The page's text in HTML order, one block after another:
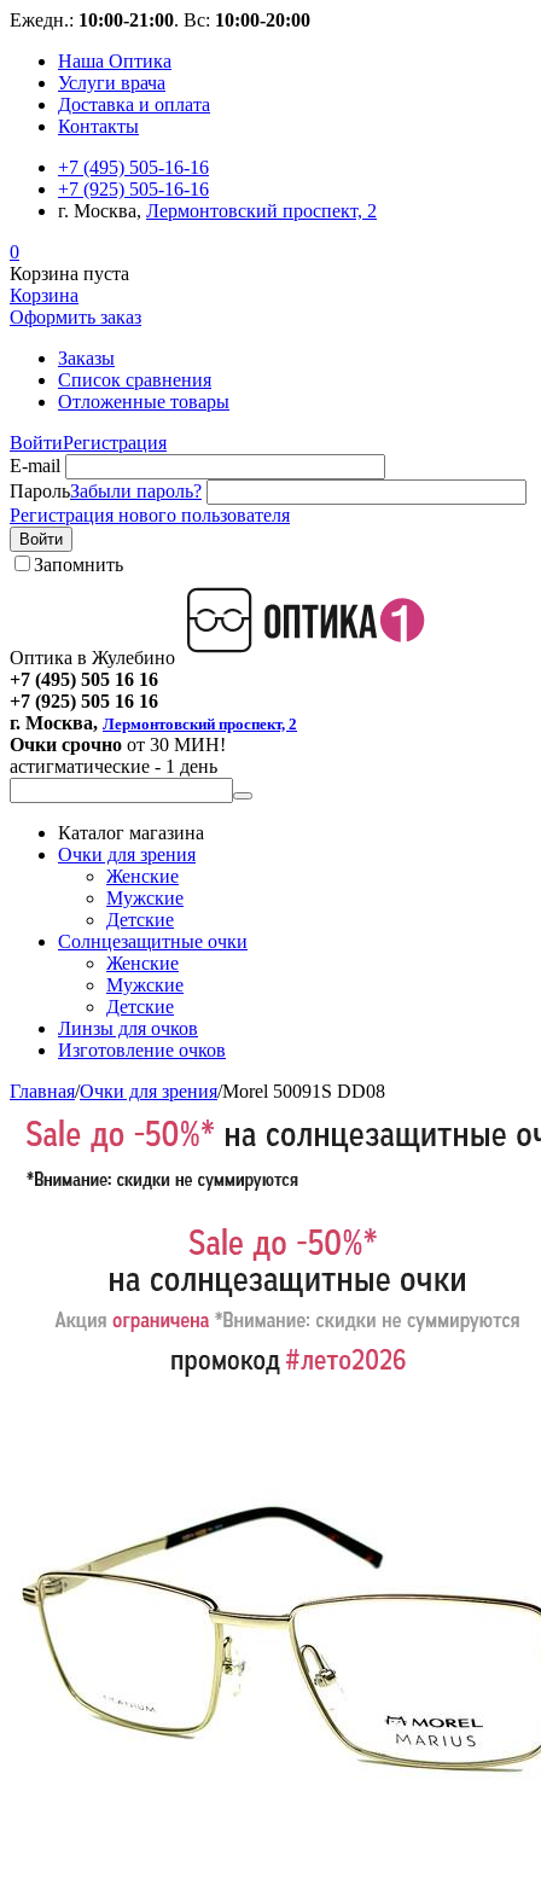
Ежедн.: 10:00-21:00. Вс: 10:00-20:00
Наша Оптика
Услуги врача
Доставка и оплата
Контакты
+7 (495) 505-16-16
+7 (925) 505-16-16
г. Москва, Лермонтовский проспект, 2
0
Корзина пуста
Корзина
Оформить заказ
Заказы
Список сравнения
Отложенные товары
ВойтиРегистрация
E-mail
ПарольЗабыли пароль?
Регистрация нового пользователя
Войти
Запомнить
Оптика в Жулебино
+7 (495) 505 16 16
+7 (925) 505 16 16
г. Москва, Лермонтовский проспект, 2
Очки срочно от 30 МИН!
астигматические - 1 день
Каталог магазина
Очки для зрения
Женские
Мужские
Детские
Солнцезащитные очки
Женские
Мужские
Детские
Линзы для очков
Изготовление очков
Главная/Очки для зрения/Morel 50091S DD08